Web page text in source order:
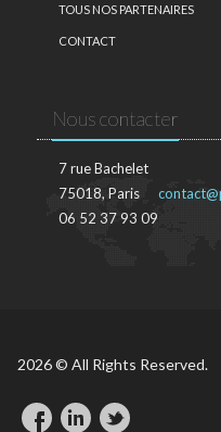
TOUS NOS PARTENAIRES
CONTACT
Nous contacter
7 rue Bachelet
75018, Paris
06 52 37 93 09
2026 © All Rights Reserved.